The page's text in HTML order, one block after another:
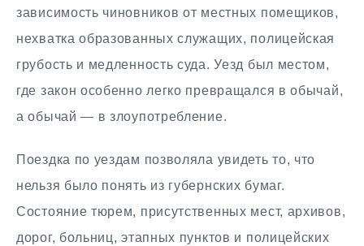
зависимость чиновников от местных помещиков,
нехватка образованных служащих, полицейская
грубость и медленность суда. Уезд был местом,
где закон особенно легко превращался в обычай,
а обычай — в злоупотребление.
Поездка по уездам позволяла увидеть то, что
нельзя было понять из губернских бумаг.
Состояние тюрем, присутственных мест, архивов,
дорог, больниц, этапных пунктов и полицейских